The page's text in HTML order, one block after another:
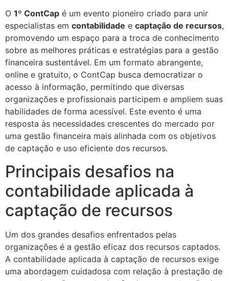
O 1º ContCap é um evento pioneiro criado para unir
especialistas em contabilidade e captação de recursos,
promovendo um espaço para a troca de conhecimento
sobre as melhores práticas e estratégias para a gestão
financeira sustentável. Em um formato abrangente,
online e gratuito, o ContCap busca democratizar o
acesso à informação, permitindo que diversas
organizações e profissionais participem e ampliem suas
habilidades de forma acessível. Este evento é uma
resposta às necessidades crescentes do mercado por
uma gestão financeira mais alinhada com os objetivos
de captação e uso eficiente dos recursos.
Principais desafios na
contabilidade aplicada à
captação de recursos
Um dos grandes desafios enfrentados pelas
organizações é a gestão eficaz dos recursos captados.
A contabilidade aplicada à captação de recursos exige
uma abordagem cuidadosa com relação à prestação de